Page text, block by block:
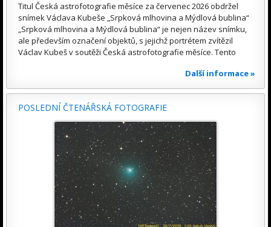
Titul Česká astrofotografie měsíce za červenec 2026 obdržel
snímek Václava Kubeše „Srpková mlhovina a Mýdlová bublina“
„Srpková mlhovina a Mýdlová bublina“ je nejen název snímku,
ale především označení objektů, s jejichž portrétem zvítězil
Václav Kubeš v soutěži Česká astrofotografie měsíce. Tento
Další informace »
POSLEDNÍ ČTENÁŘSKÁ FOTOGRAFIE